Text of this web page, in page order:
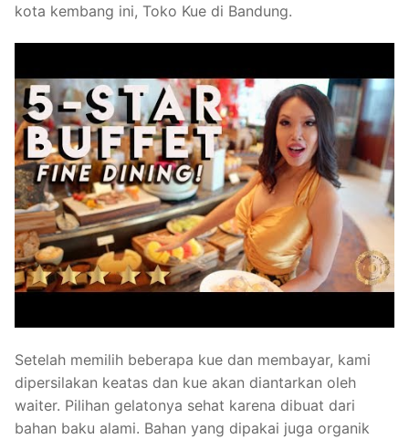
kota kembang ini, Toko Kue di Bandung.
Setelah memilih beberapa kue dan membayar, kami
dipersilakan keatas dan kue akan diantarkan oleh
waiter. Pilihan gelatonya sehat karena dibuat dari
bahan baku alami. Bahan yang dipakai juga organik